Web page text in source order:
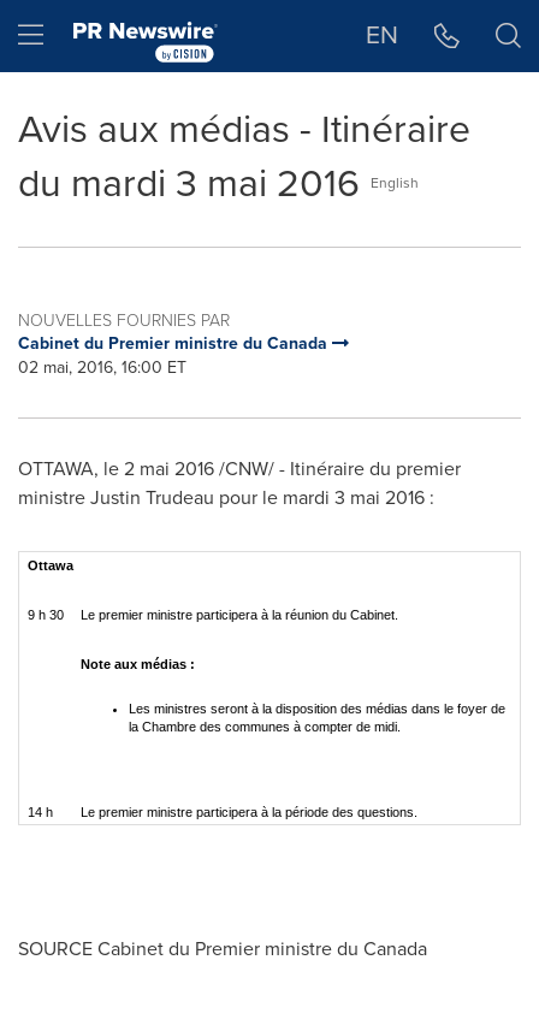
Hamburger menu EN
Avis aux médias - Itinéraire
du mardi 3 mai 2016
English
NOUVELLES FOURNIES PAR
Cabinet du Premier ministre du Canada
02 mai, 2016, 16:00 ET
OTTAWA, le 2 mai 2016 /CNW/ - Itinéraire du premier
ministreJustin Trudeau pour le mardi 3 mai 2016 :
Ottawa
9 h 30 Le premier ministre participera à la réunion du Cabinet.
Note aux médias :
Les ministres seront à la disposition des médias dans le foyer de
la Chambre des communes à compter de midi.
14 h Le premier ministre participera à la période des questions.
SOURCE Cabinet du Premier ministre du Canada